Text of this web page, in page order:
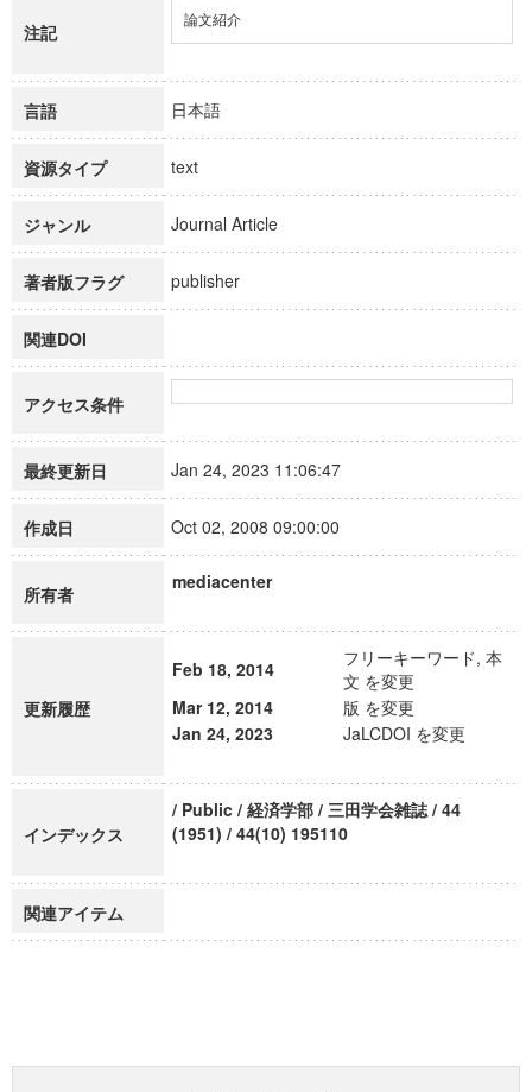
注記
論文紹介
言語 日本語
資源タイプ text
ジャンル Journal Article
著者版フラグ publisher
関連DOI
アクセス条件
最終更新日 Jan 24, 2023 11:06:47
作成日 Oct 02, 2008 09:00:00
所有者
mediacenter
更新履歴
Feb 18, 2014
フリーキーワード, 本
文 を変更
Mar 12, 2014
版 を変更
Jan 24, 2023
JaLCDOI を変更
インデックス
/ Public / 経済学部 / 三田学会雑誌 / 44
(1951) / 44(10) 195110
関連アイテム